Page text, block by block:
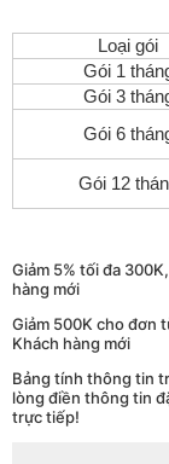
Loại gói
Gói 1
Gói 3
Gói 6
Gói 12
Giảm 5% tối đa
hàng mới
Giảm 500K cho đơn
Khách hàng mới
Bảng tính thông tin
lòng điền thông tin
trực tiếp!